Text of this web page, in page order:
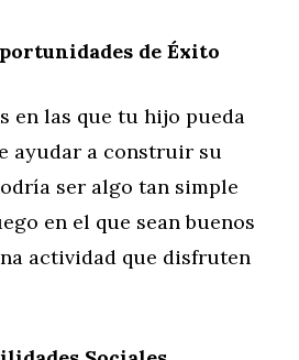
de Éxito
en las que tu hijo pueda
ayudar a construir su
ser algo tan simple
en el que sean buenos
actividad que disfruten